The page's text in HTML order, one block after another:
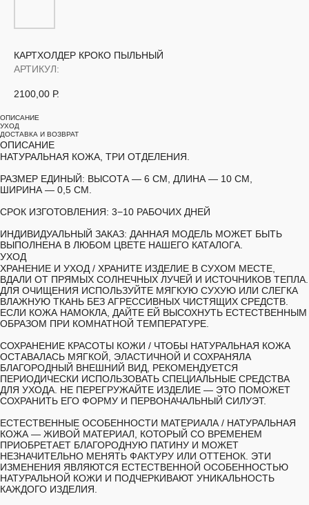
КАРТХОЛДЕР КРОКО ПЫЛЬНЫЙ
АРТИКУЛ:
2100,00 Р.
ОПИСАНИЕ
УХОД
ДОСТАВКА И ВОЗВРАТ
ОПИСАНИЕ
НАТУРАЛЬНАЯ КОЖА, ТРИ ОТДЕЛЕНИЯ.
РАЗМЕР ЕДИНЫЙ: ВЫСОТА — 6 СМ, ДЛИНА — 10 СМ,
ШИРИНА — 0,5 СМ.
СРОК ИЗГОТОВЛЕНИЯ: 3−10 РАБОЧИХ ДНЕЙ
ИНДИВИДУАЛЬНЫЙ ЗАКАЗ: ДАННАЯ МОДЕЛЬ МОЖЕТ БЫТЬ
ВЫПОЛНЕНА В ЛЮБОМ ЦВЕТЕ НАШЕГО КАТАЛОГА.
УХОД
ХРАНЕНИЕ И УХОД / ХРАНИТЕ ИЗДЕЛИЕ В СУХОМ МЕСТЕ,
ВДАЛИ ОТ ПРЯМЫХ СОЛНЕЧНЫХ ЛУЧЕЙ И ИСТОЧНИКОВ ТЕПЛА.
ДЛЯ ОЧИЩЕНИЯ ИСПОЛЬЗУЙТЕ МЯГКУЮ СУХУЮ ИЛИ СЛЕГКА
ВЛАЖНУЮ ТКАНЬ БЕЗ АГРЕССИВНЫХ ЧИСТЯЩИХ СРЕДСТВ.
ЕСЛИ КОЖА НАМОКЛА, ДАЙТЕ ЕЙ ВЫСОХНУТЬ ЕСТЕСТВЕННЫМ
ОБРАЗОМ ПРИ КОМНАТНОЙ ТЕМПЕРАТУРЕ.
СОХРАНЕНИЕ КРАСОТЫ КОЖИ / ЧТОБЫ НАТУРАЛЬНАЯ КОЖА
ОСТАВАЛАСЬ МЯГКОЙ, ЭЛАСТИЧНОЙ И СОХРАНЯЛА
БЛАГОРОДНЫЙ ВНЕШНИЙ ВИД, РЕКОМЕНДУЕТСЯ
ПЕРИОДИЧЕСКИ ИСПОЛЬЗОВАТЬ СПЕЦИАЛЬНЫЕ СРЕДСТВА
ДЛЯ УХОДА. НЕ ПЕРЕГРУЖАЙТЕ ИЗДЕЛИЕ — ЭТО ПОМОЖЕТ
СОХРАНИТЬ ЕГО ФОРМУ И ПЕРВОНАЧАЛЬНЫЙ СИЛУЭТ.
ЕСТЕСТВЕННЫЕ ОСОБЕННОСТИ МАТЕРИАЛА / НАТУРАЛЬНАЯ
КОЖА — ЖИВОЙ МАТЕРИАЛ, КОТОРЫЙ СО ВРЕМЕНЕМ
ПРИОБРЕТАЕТ БЛАГОРОДНУЮ ПАТИНУ И МОЖЕТ
НЕЗНАЧИТЕЛЬНО МЕНЯТЬ ФАКТУРУ ИЛИ ОТТЕНОК. ЭТИ
ИЗМЕНЕНИЯ ЯВЛЯЮТСЯ ЕСТЕСТВЕННОЙ ОСОБЕННОСТЬЮ
НАТУРАЛЬНОЙ КОЖИ И ПОДЧЕРКИВАЮТ УНИКАЛЬНОСТЬ
КАЖДОГО ИЗДЕЛИЯ.